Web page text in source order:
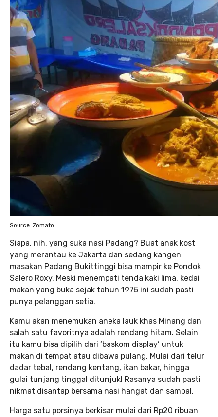
Source: Zomato
Siapa, nih, yang suka nasi Padang? Buat anak kost
yang merantau ke Jakarta dan sedang kangen
masakan Padang Bukittinggi bisa mampir ke Pondok
Salero Roxy. Meski menempati tenda kaki lima, kedai
makan yang buka sejak tahun 1975 ini sudah pasti
punya pelanggan setia.
Kamu akan menemukan aneka lauk khas Minang dan
salah satu favoritnya adalah rendang hitam. Selain
itu kamu bisa dipilih dari ‘baskom display’ untuk
makan di tempat atau dibawa pulang. Mulai dari telur
dadar tebal, rendang kentang, ikan bakar, hingga
gulai tunjang tinggal ditunjuk! Rasanya sudah pasti
nikmat disantap bersama nasi hangat dan sambal.
Harga satu porsinya berkisar mulai dari Rp20 ribuan